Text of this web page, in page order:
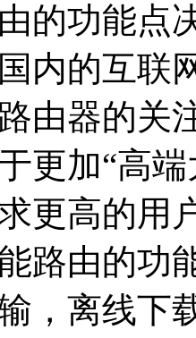
的功能点
内的互联
由器的关
更加“高
更高的用
路由的功
，离线下